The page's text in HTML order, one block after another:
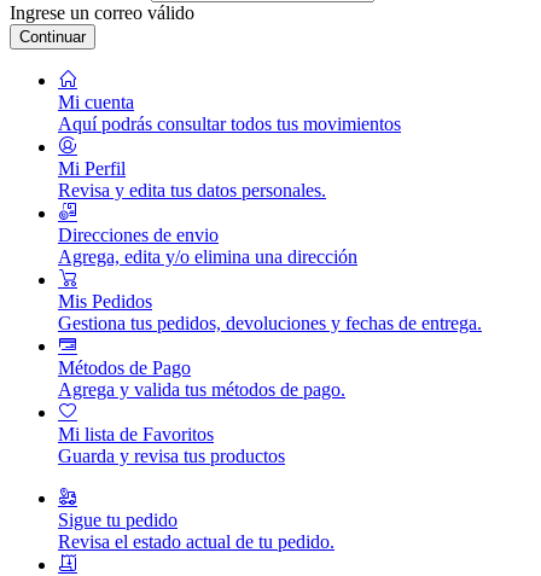
Ingrese un correo válido
Continuar
Mi cuenta
Aquí podrás consultar todos tus movimientos
Mi Perfil
Revisa y edita tus datos personales.
Direcciones de envio
Agrega, edita y/o elimina una dirección
Mis Pedidos
Gestiona tus pedidos, devoluciones y fechas de entrega.
Métodos de Pago
Agrega y valida tus métodos de pago.
Mi lista de Favoritos
Guarda y revisa tus productos
Sigue tu pedido
Revisa el estado actual de tu pedido.